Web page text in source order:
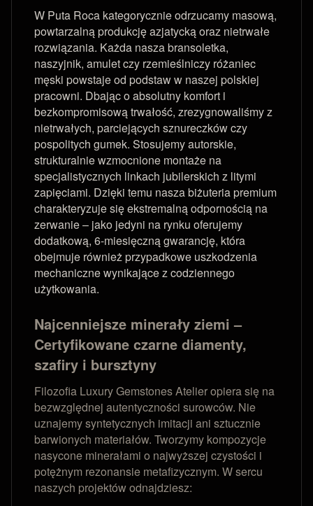
W Puta Roca kategorycznie odrzucamy masową,
powtarzalną produkcję azjatycką oraz nietrwałe
rozwiązania. Każda nasza bransoletka,
naszyjnik, amulet czy rzemieślniczy różaniec
męski powstaje od podstaw w naszej polskiej
pracowni. Dbając o absolutny komfort i
bezkompromisową trwałość, zrezygnowaliśmy z
nietrwałych, parciejących sznureczków czy
pospolitych gumek. Stosujemy autorskie,
strukturalnie wzmocnione montaże na
specjalistycznych linkach jubilerskich z litymi
zapięciami. Dzięki temu nasza biżuteria premium
charakteryzuje się ekstremalną odpornością na
zerwanie – jako jedyni na rynku oferujemy
dodatkową, 6-miesięczną gwarancję, która
obejmuje również przypadkowe uszkodzenia
mechaniczne wynikające z codziennego
użytkowania.
Najcenniejsze minerały ziemi –
Certyfikowane czarne diamenty,
szafiry i bursztyny
Filozofia Luxury Gemstones Atelier opiera się na
bezwzględnej autentyczności surowców. Nie
uznajemy syntetycznych imitacji ani sztucznie
barwionych materiałów. Tworzymy kompozycje
nasycone minerałami o najwyższej czystości i
potężnym rezonansie metafizycznym. W sercu
naszych projektów odnajdziesz: